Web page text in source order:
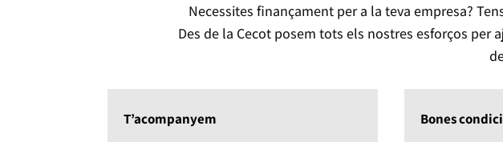
Necessites finançament per a la teva empresa?
Des de la Cecot posem tots els nostres esforços
T’acompanyem
Bones